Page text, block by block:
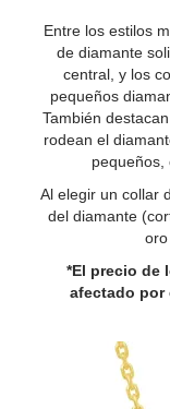
Entre los estilos
de diamante
central, y los
pequeños
También
rodean el
pequeños,
Al elegir un collar
del diamante
oro
*El precio de
afectado por